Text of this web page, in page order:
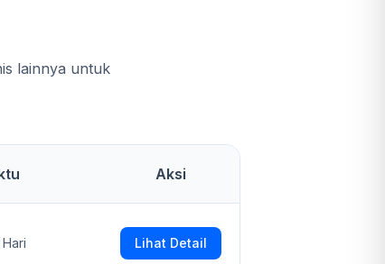
lainnya untuk
Aksi
Hari Lihat Detail